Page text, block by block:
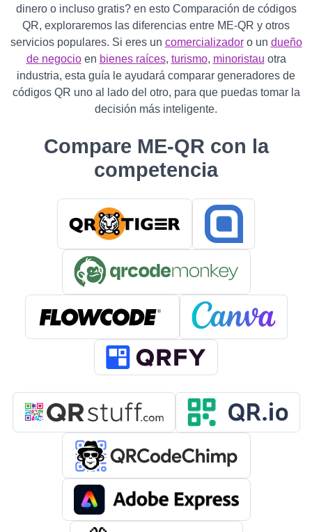
dinero o incluso gratis? en esto Comparación de códigos
QR, exploraremos las diferencias entre ME-QR y otros
servicios populares. Si eres un comercializadoro un dueño
de negocioen bienes raíces, turismo, minoristau otra
industria, esta guía le ayudará comparar generadores de
códigos QR uno al lado del otro, para que puedas tomar la
decisión más inteligente.
Compare ME-QR con la
competencia